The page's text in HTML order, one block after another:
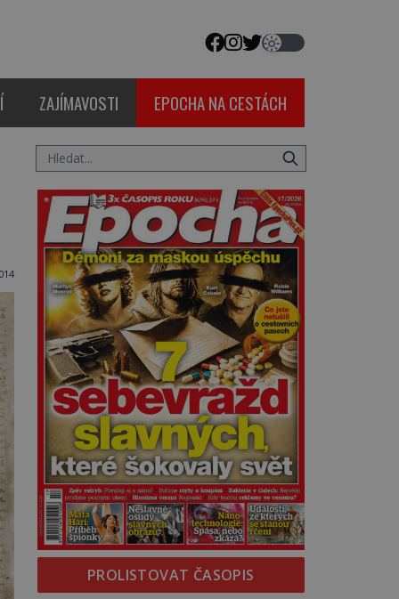
ZAJÍMAVOSTI EPOCHA NA CESTÁCH
PROLISTOVAT ČASOPIS